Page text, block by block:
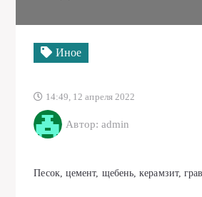
Иное
14:49, 12 апреля 2022
Автор: admin
Песок, цемент, щебень, керамзит,